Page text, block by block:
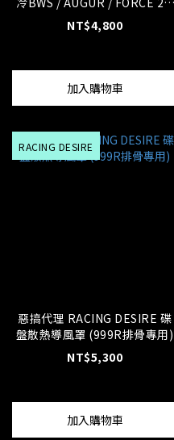
5ML / B8R 車系 鋁合金側柱
NT$4,800
加入購物車
RACING DESIRE
惡搞代理 RACING DESIRE 碟
盤散熱導風罩 (999R排骨專用)
NT$5,300
加入購物車